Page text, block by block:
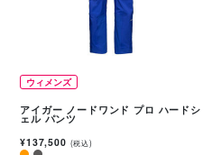
ウィメンズ
アイガー ノードワンド プロ ハードシ
ェル パンツ
¥137,500 (税込)